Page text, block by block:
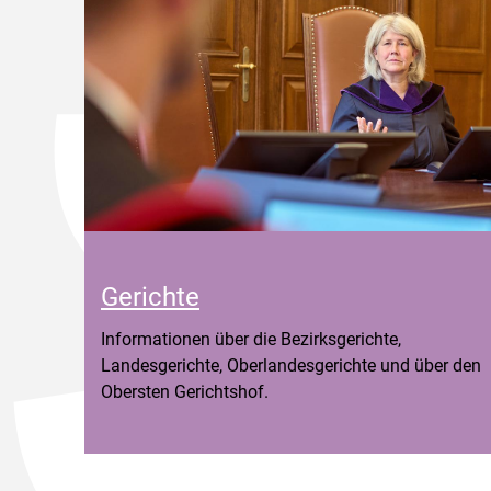
Gerichte
Informationen über die Bezirksgerichte,
Landesgerichte, Oberlandesgerichte und über den
Obersten Gerichtshof.